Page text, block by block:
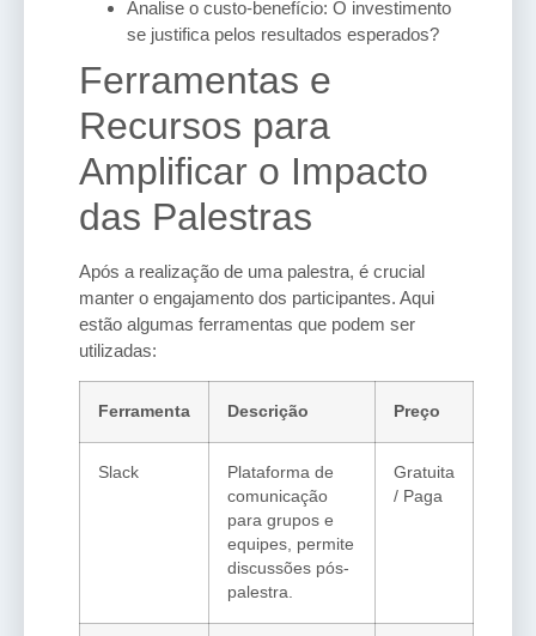
Analise o custo-benefício: O investimento
se justifica pelos resultados esperados?
Ferramentas e
Recursos para
Amplificar o Impacto
das Palestras
Após a realização de uma palestra, é crucial
manter o engajamento dos participantes. Aqui
estão algumas ferramentas que podem ser
utilizadas:
Ferramenta Descrição Preço
Slack
Plataforma de
comunicação
para grupos e
equipes, permite
discussões pós-
palestra.
Gratuita
/ Paga